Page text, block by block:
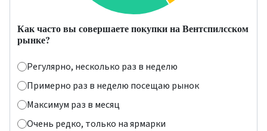
Как часто вы совершаете покупки на Вентспилсском
рынке?
Регулярно, несколько раз в неделю
Примерно раз в неделю посещаю рынок
Максимум раз в месяц
Очень редко, только на ярмарки